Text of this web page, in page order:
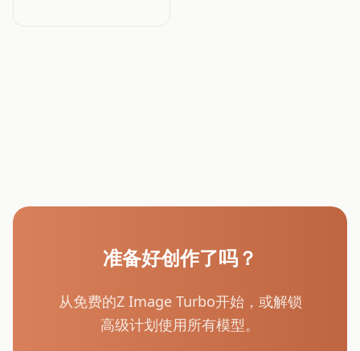
准备好创作了吗？
从免费的Z Image Turbo开始，或解锁
高级计划使用所有模型。